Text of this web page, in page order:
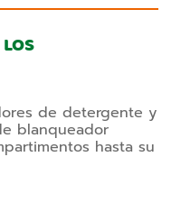
de detergente y
blanqueador
hasta su